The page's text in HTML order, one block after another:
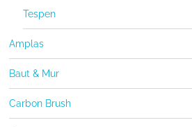
Tespen
Amplas
Baut & Mur
Carbon Brush